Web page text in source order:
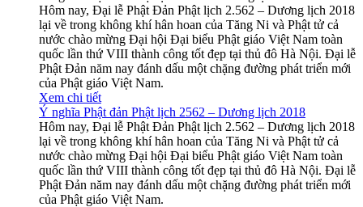
Hôm nay, Đại lễ Phật Đản Phật lịch 2.562 – Dương lịch 2018
lại về trong không khí hân hoan của Tăng Ni và Phật tử cả
nước chào mừng Đại hội Đại biểu Phật giáo Việt Nam toàn
quốc lần thứ VIII thành công tốt đẹp tại thủ đô Hà Nội. Đại lễ
Phật Đản năm nay đánh dấu một chặng đường phát triển mới
của Phật giáo Việt Nam.
Xem chi tiết
Ý nghĩa Phật đản Phật lịch 2562 – Dương lịch 2018
Hôm nay, Đại lễ Phật Đản Phật lịch 2.562 – Dương lịch 2018
lại về trong không khí hân hoan của Tăng Ni và Phật tử cả
nước chào mừng Đại hội Đại biểu Phật giáo Việt Nam toàn
quốc lần thứ VIII thành công tốt đẹp tại thủ đô Hà Nội. Đại lễ
Phật Đản năm nay đánh dấu một chặng đường phát triển mới
của Phật giáo Việt Nam.